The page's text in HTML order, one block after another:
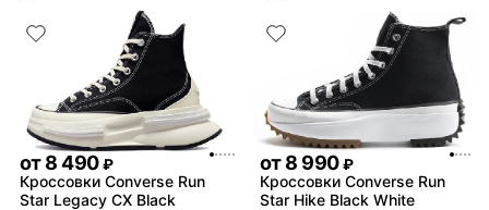
от8 490 ₽
Кроссовки Converse Run
Star Legacy CX Black
от8 990 ₽
Кроссовки Converse Run
Star Hike Black White